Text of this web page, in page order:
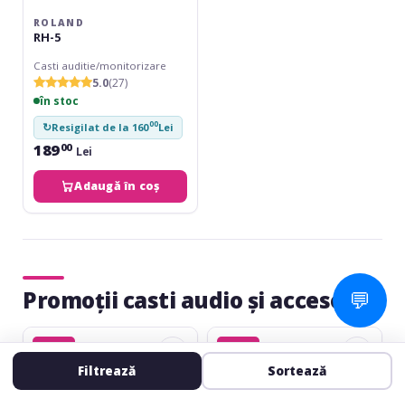
ROLAND
RH-5
Casti auditie/monitorizare
5.0(27)
în stoc
↻Resigilat de la 16000Lei
18900 Lei
Adaugă în coș
Promoții casti audio și accesorii
Presonus
Broadcast
Accessory
Pack
-33%
ROQ
Audio
In-
-23%
Filtrează Sortează
💬